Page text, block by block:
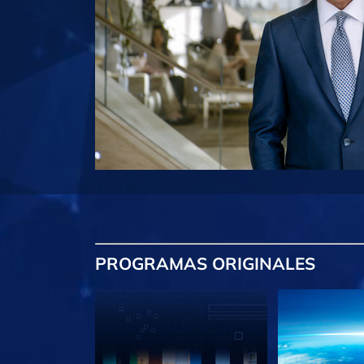
PROGRAMAS ORIGINALES